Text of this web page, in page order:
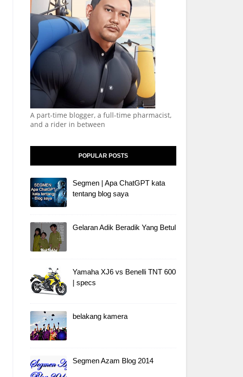
A part-time blogger, a full-time pharmacist,
and a rider in between
POPULAR POSTS
Segmen | Apa ChatGPT kata
tentang blog saya
Gelaran Adik Beradik Yang Betul
Yamaha XJ6 vs Benelli TNT 600
| specs
belakang kamera
Segmen Azam Blog 2014